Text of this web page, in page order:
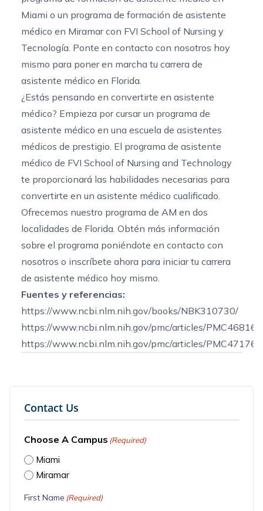
Miami o un programa de formación de asistente
médico en Miramarcon FVI School of Nursing y
Tecnología. Ponte en contacto con nosotros hoy
mismo para poner en marcha tu carrera de
asistente médico en Florida.
¿Estás pensando en convertirte en asistente
médico? Empieza por cursar un programa de
asistente médico en una escuela de asistentes
médicos de prestigio. El programa de asistente
médico de FVI School of Nursing and Technology
te proporcionará las habilidades necesarias para
convertirte en un asistente médico cualificado.
Ofrecemos nuestro programa de AM en dos
localidades de Florida. Obtén más información
sobre el programa poniéndote en contacto con
nosotros o inscríbete ahora para iniciar tu carrera
de asistente médico hoy mismo.
Fuentes y referencias:
https://www.ncbi.nlm.nih.gov/books/NBK310730/
https://www.ncbi.nlm.nih.gov/pmc/articles/
https://www.ncbi.nlm.nih.gov/pmc/articles/
Contact Us
Choose A Campus (Required)
Miami
Miramar
First Name (Required)